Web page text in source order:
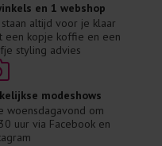
en 1 webshop
altijd voor je klaar
een kopje koffie en een
styling advies
modeshows
woensdagavond om
uur via Facebook en